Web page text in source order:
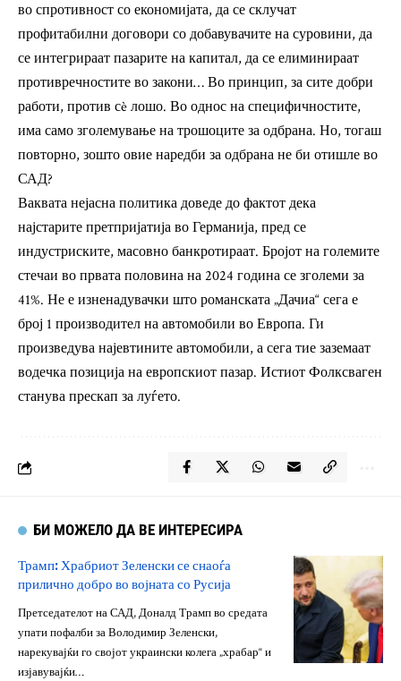
во спротивност со економијата, да се склучат
профитабилни договори со добавувачите на суровини, да
се интегрираат пазарите на капитал, да се елиминираат
противречностите во закони… Во принцип, за сите добри
работи, против сè лошо. Во однос на специфичностите,
има само зголемување на трошоците за одбрана. Но, тогаш
повторно, зошто овие наредби за одбрана не би отишле во
САД?
Ваквата нејасна политика доведе до фактот дека
најстарите претпријатија во Германија, пред се
индустриските, масовно банкротираат. Бројот на големите
стечаи во првата половина на 2024 година се зголеми за
41%. Не е изненадувачки што романската „Дачиа“ сега е
број 1 производител на автомобили во Европа. Ги
произведува најевтините автомобили, а сега тие заземаат
водечка позиција на европскиот пазар. Истиот Фолксваген
станува прескап за луѓето.
БИ МОЖЕЛО ДА ВЕ ИНТЕРЕСИРА
Трамп: Храбриот Зеленски се снаоѓа
прилично добро во војната со Русија
Претседателот на САД, Доналд Трамп во средата
упати пофалби за Володимир Зеленски,
нарекувајќи го својот украински колега „храбар“ и
изјавувајќи…